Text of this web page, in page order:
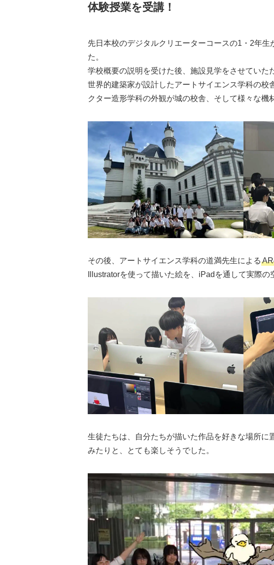
体験授業を受講！
先日本校のデジタルクリエーターコースの1・2年生
た。
学校概要の説明を受けた後、施設見学をさせていた
世界的建築家が設計したアートサイエンス学科の校
クター造形学科の外観が城の校舎、そして様々な機
その後、アートサイエンス学科の道満先生による
Illustratorを使って描いた絵を、iPadを通して実際の
生徒たちは、自分たちが描いた作品を好きな場所に
みたりと、とても楽しそうでした。